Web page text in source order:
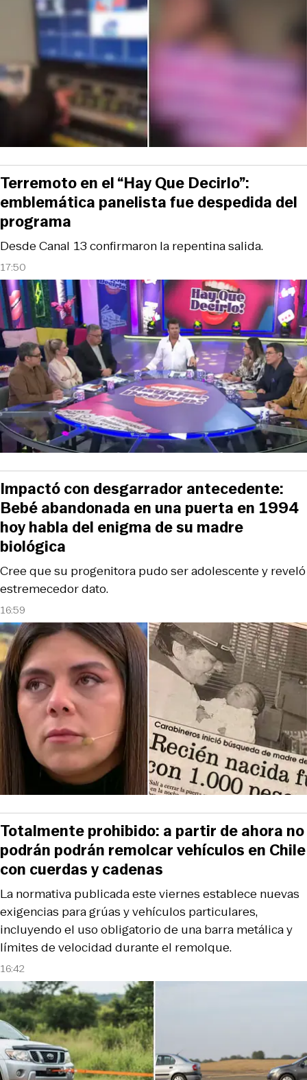
17:50
Desde Canal 13 confirmaron la repentina salida.
Terremoto en el “Hay Que Decirlo”:
emblemática panelista fue despedida del
programa
16:59
Cree que su progenitora pudo ser adolescente y reveló
estremecedor dato.
Impactó con desgarrador antecedente:
Bebé abandonada en una puerta en 1994
hoy habla del enigma de su madre
biológica
16:42
La normativa publicada este viernes establece nuevas
exigencias para grúas y vehículos particulares,
incluyendo el uso obligatorio de una barra metálica y
límites de velocidad durante el remolque.
Totalmente prohibido: a partir de ahora no
podrán podrán remolcar vehículos en Chile
con cuerdas y cadenas